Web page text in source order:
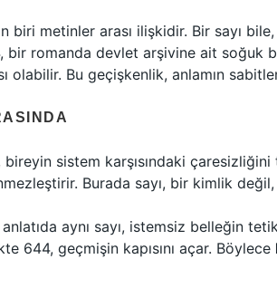
biri metinler arası ilişkidir. Bir sayı
romanda devlet arşivine ait soğuk
olabilir. Bu geçişkenlik, anlamın
sistem karşısındaki
Burada sayı, bir kimlik
aynı sayı, istemsiz belleğin
644, geçmişin kapısını açar. Böylece